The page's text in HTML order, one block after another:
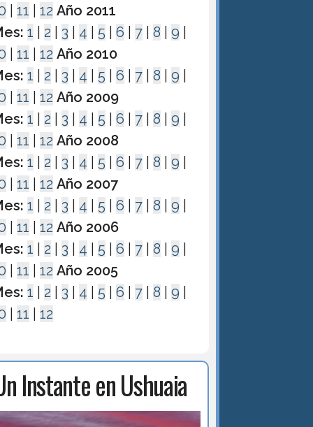
|11 |12 Año 2011
1 2 3 4 5 |6 7 |8 |9
|11 |12 Año 2010
1 2 3 4 5 |6 7 |8 |9
|11 |12 Año 2009
1 2 3 4 5 |6 7 |8 |9
|11 |12 Año 2008
1 2 3 4 5 |6 7 |8 |9
|11 |12 Año 2007
1 2 3 4 5 |6 7 |8 |9
|11 |12 Año 2006
1 2 3 4 5 |6 7 |8 |9
|11 |12 Año 2005
1 2 3 4 5 |6 7 |8 |9
|11 |12
Instante en Ushuaia